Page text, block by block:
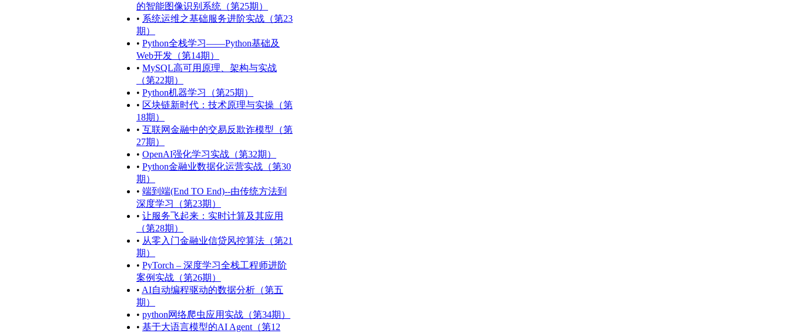
的智能图像识别系统（第25期）
• 系统运维之基础服务进阶实战（第23
期）
• Python全栈学习——Python基础及
Web开发（第14期）
• MySQL高可用原理、架构与实战
（第22期）
• Python机器学习（第25期）
• 区块链新时代：技术原理与实操（第
18期）
• 互联网金融中的交易反欺诈模型（第
27期）
• OpenAI强化学习实战（第32期）
• Python金融业数据化运营实战（第30
期）
• 端到端(End TO End)--由传统方法到
深度学习（第23期）
• 让服务飞起来：实时计算及其应用
（第28期）
• 从零入门金融业信贷风控算法（第21
期）
• PyTorch – 深度学习全栈工程师进阶
案例实战（第26期）
• AI自动编程驱动的数据分析（第五
期）
• python网络爬虫应用实战（第34期）
• 基于大语言模型的AI Agent（第12